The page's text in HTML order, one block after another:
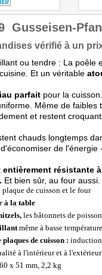
Gusseisen-
vérifié à un
ou tendre : La
Et un véritable
parfait pour la
Même de faibles
et restent
chauds longtemps
de l'énergie
entièrement résistante
Et bien sûr, au four
plaque de cuisson et le four
à la table
les bâtonnets de
même à basse température
de cuisson :
à l'intérieur et à l'extérieur
x 51 mm, 2,2 kg